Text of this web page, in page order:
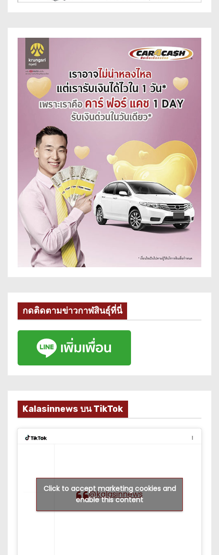
กดติดตามข่าวกาฬสินธุ์ที่นี่
Kalasinnews บน TikTok
@kalasinnews
Click to accept marketing cookies and
enable this content